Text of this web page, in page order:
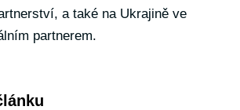
a také na Ukrajině ve
partnerem.